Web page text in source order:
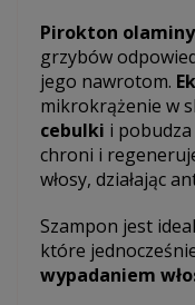
Pirokton olaminy
grzybów
jego nawrotom.
mikrokrążenie w
cebulki i pobudza
chroni i
włosy, działając
Szampon jest
które
wypadaniem